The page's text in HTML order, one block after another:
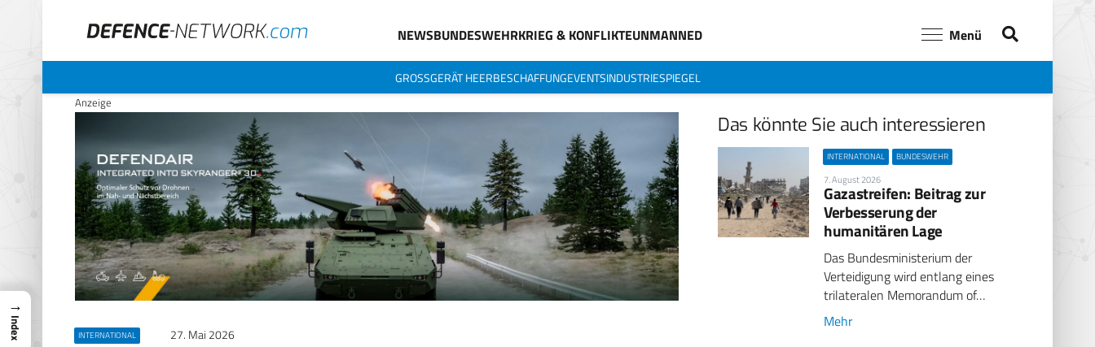
NEWSBUNDESWEHRKRIEG & KONFLIKTEUNMANNED Menü
GROSSGERÄT HEERBESCHAFFUNGEVENTSINDUSTRIESPIEGEL
Anzeige
INTERNATIONAL 27. Mai 2026
Das könnte Sie auch interessieren
INTERNATIONAL BUNDESWEHR
7. August 2026
Gazastreifen: Beitrag zur
Verbesserung der
humanitären Lage
Das Bundesministerium der
Verteidigung wird entlang eines
trilateralen Memorandum of…
Mehr
→
Index